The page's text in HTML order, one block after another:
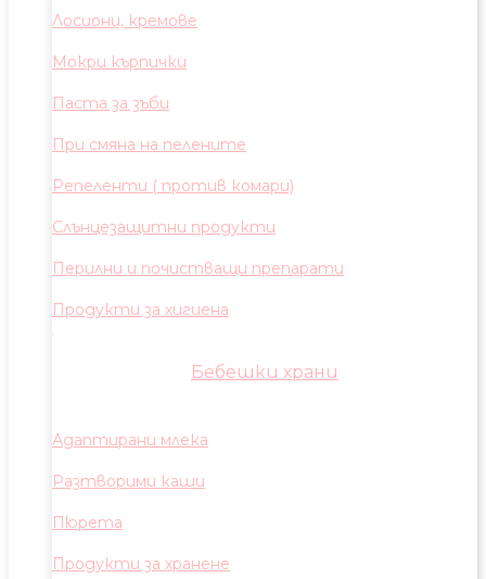
Лосиони, кремове
Мокри кърпички
Паста за зъби
При смяна на пелените
Репеленти ( против комари)
Слънцезащитни продукти
Перилни и почистващи препарати
Продукти за хигиена
Бебешки храни
Адаптирани млека
Разтворими каши
Пюрета
Продукти за хранене